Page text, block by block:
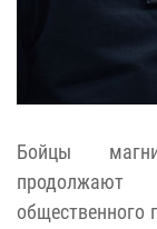
Бойцы
общественного